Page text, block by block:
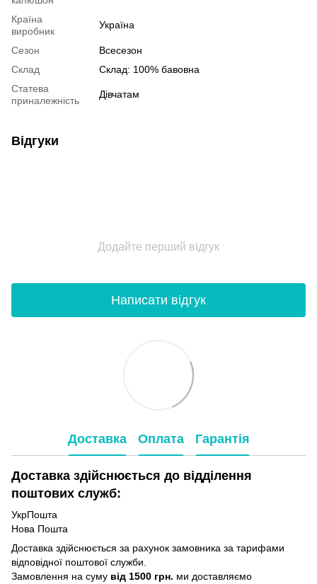
Країна
виробник
Україна
Сезон
Всесезон
Склад
Склад: 100% бавовна
Статева
приналежність
Дівчатам
Відгуки
Додайте перший відгук
Написати відгук
Доставка Оплата Гарантія
Доставка здійснюється до відділення
поштових служб:
УкрПошта
Нова Пошта
Доставка здійснюється за рахунок замовника за тарифами
відповідної поштової служби.
Замовлення на суму від 1500 грн. ми доставляємо